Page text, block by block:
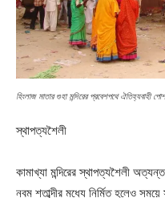
হিংলাজ মাতার গুহা মন্দিরের প্রবেশপথে ঐতিহ্যবাহী
স্থাপত্যশৈলী
কামাখ্যা মন্দিরের স্থাপত্যশৈলী
নবম শতাব্দীর মধ্যে নির্মিত হলেও